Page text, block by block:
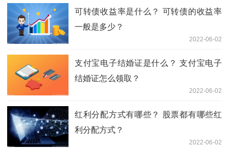
可转债收益率是什么？ 可转债的收益率
一般是多少？
2022-06-02
支付宝电子结婚证是什么？ 支付宝电子
结婚证怎么领取？
2022-06-02
红利分配方式有哪些？ 股票都有哪些红
利分配方式？
2022-06-02